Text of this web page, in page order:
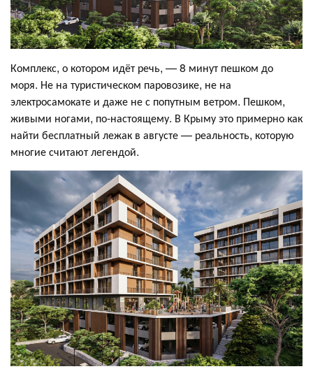
Комплекс, о котором идёт речь, — 8 минут пешком до
моря. Не на туристическом паровозике, не на
электросамокате и даже не с попутным ветром. Пешком,
живыми ногами, по-настоящему. В Крыму это примерно как
найти бесплатный лежак в августе — реальность, которую
многие считают легендой.